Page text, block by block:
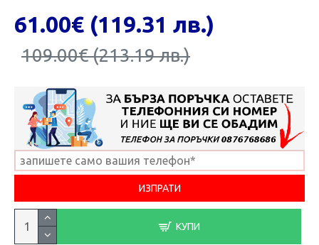
109.00€ (213.19 лв.)
61.00€ (119.31 лв.)
КУПИ